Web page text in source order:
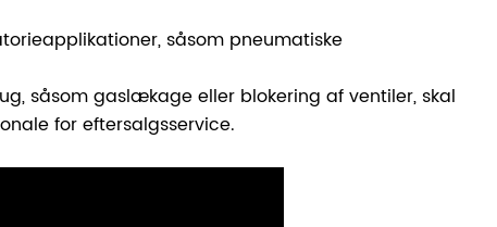
såsom pneumatiske
såsom gaslækage eller blokering af ventiler, skal
for eftersalgsservice.